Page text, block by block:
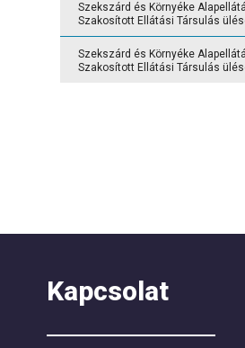
Szekszárd és Környéke
Szakosított Ellátási Társulás
Szekszárd és Környéke
Szakosított Ellátási Társulás
Kapcsolat